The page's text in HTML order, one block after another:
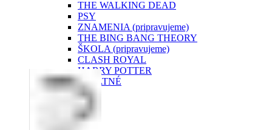
THE WALKING DEAD
PSY
ZNAMENIA (pripravujeme)
THE BING BANG THEORY
ŠKOLA (pripravujeme)
CLASH ROYAL
HARRY POTTER
OSTATNÉ